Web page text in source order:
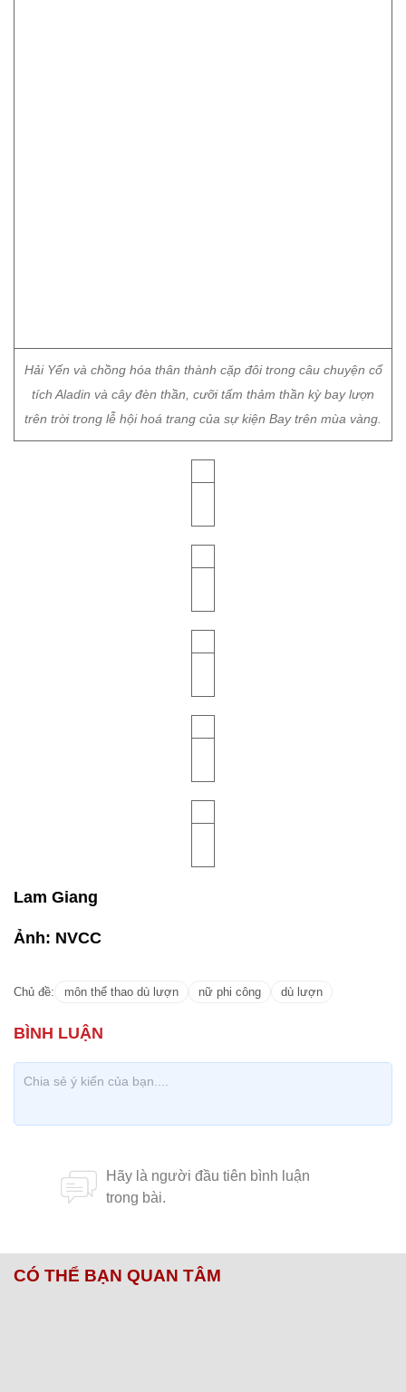
Hải Yến và chồng hóa thân thành cặp đôi trong câu chuyện cổ
tích Aladin và cây đèn thần, cưỡi tấm thảm thần kỳ bay lượn
Lam Giang
Ảnh: NVCC
môn thể thao dù lượn